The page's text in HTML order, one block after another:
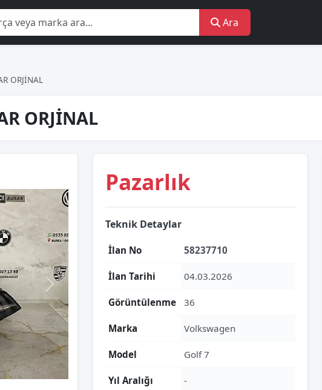
Ara
ORJİNAL
ORJİNAL
Pazarlık
Teknik Detaylar
İlan No 58237710
İlan Tarihi 04.03.2026
Görüntülenme 36
Marka Volkswagen
Model Golf 7
Yıl Aralığı -